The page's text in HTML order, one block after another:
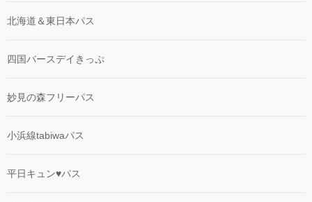
北海道＆東日本パス
四国バースデイきっぷ
妙見の森フリーパス
小浜線tabiwaパス
平日キュン♥パス